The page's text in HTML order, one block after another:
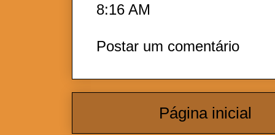
8:16 AM
Postar um comentário
Página inicial